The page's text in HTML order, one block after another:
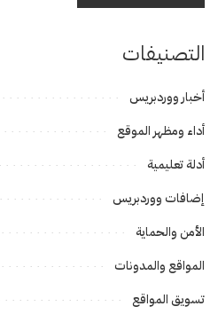
التصنيفات
أخبار ووردبريس
أداء ومظهر الموقع
أدلة تعليمية
إضافات ووردبريس
الأمن والحماية
المواقع والمدونات
تسويق المواقع